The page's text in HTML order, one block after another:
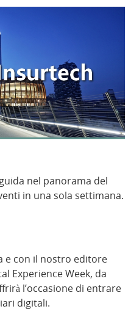
nel panorama del
in una sola settimana.
e con il nostro editore
Experience Week, da
l’occasione di entrare
digitali.